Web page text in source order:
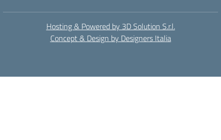
Hosting & Powered by 3D Solution S.r.l.
Concept & Design by Designers Italia